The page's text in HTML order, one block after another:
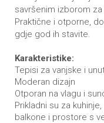
savršenim izborom
Praktične i otporne,
gdje god ih stavite.
Karakteristike:
Tepisi za vanjske i
Moderan dizajn
Otporan na vlagu i
Prikladni su za
balkone i prostore s